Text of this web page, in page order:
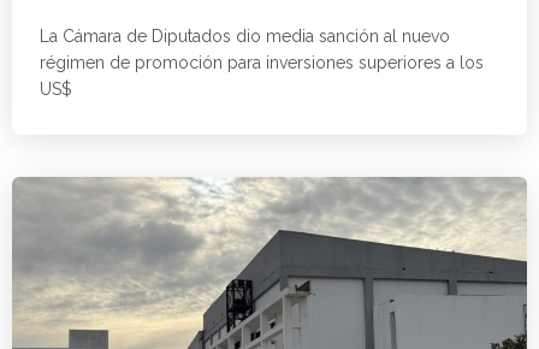
La Cámara de Diputados dio media sanción al nuevo
régimen de promoción para inversiones superiores a los
US$